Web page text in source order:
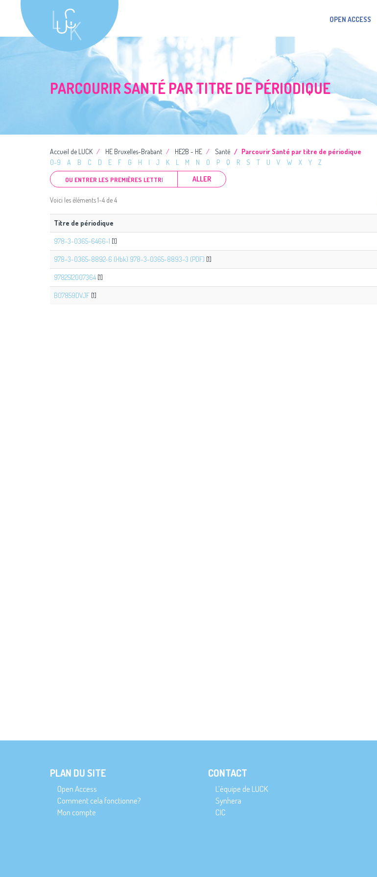
OPEN ACCESS
PARCOURIR SANTÉ PAR TITRE DE PÉRIODIQUE
Accueil de LUCK HE Bruxelles-Brabant HE2B - HE Santé
Parcourir Santé par titre de périodique
0-9
A B C D E F G H I J K L M N O P Q R S T U V W X Y
Z
ALLER
Voici les éléments 1-4 de 4
Titre de périodique
978-3-0365-6466-1 [1]
978-3-0365-8892-6 (Hbk) 978-3-0365-8893-3 (PDF) [1]
9782512007364 [1]
B07859DVJF [1]
PLAN DU SITE
Open Access
Comment cela fonctionne?
Mon compte
CONTACT
L’équipe de LUCK
Synhera
CIC